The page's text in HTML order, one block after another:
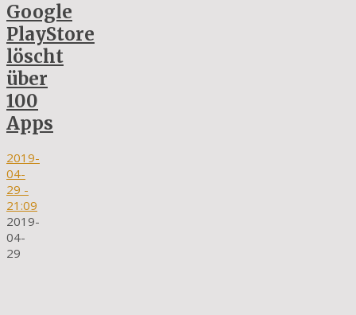
Google
PlayStore
löscht
über
100
Apps
2019-
04-
29 -
21:09
2019-
04-
29